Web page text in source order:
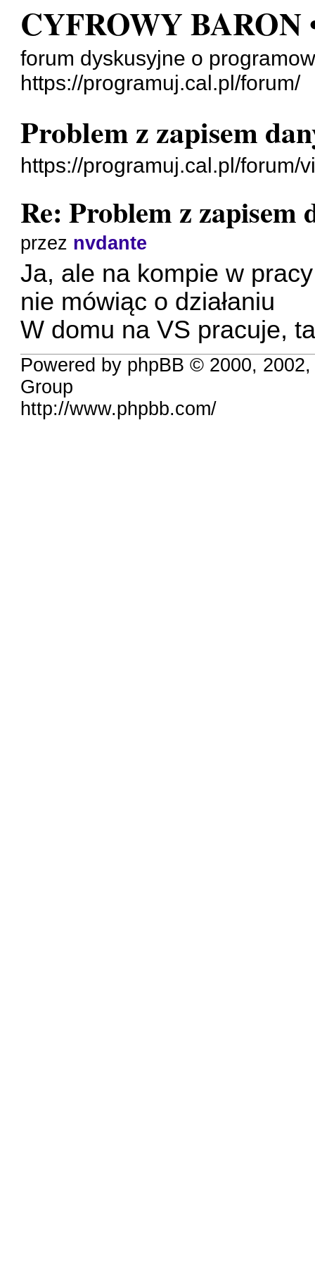
CYFROWY
forum dyskusyjne o
https://programuj.cal.pl/forum/
Problem z zapisem
https://programuj.cal.pl/forum/
Re: Problem z zapisem
przez nvdante
Ja, ale na kompie w
nie mówiąc o działaniu
W domu na VS pracuje,
Powered by phpBB © 2000,
Group
http://www.phpbb.com/